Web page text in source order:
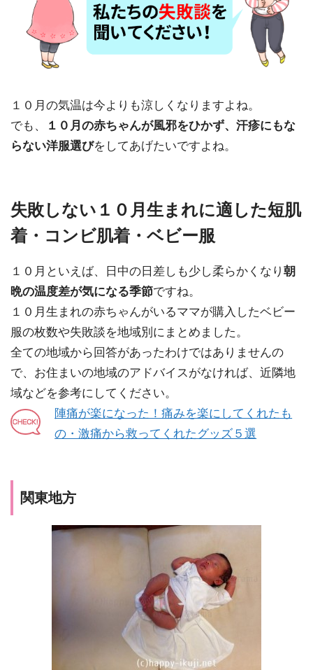
１０月の気温は今よりも涼しくなりますよね。
でも、
１０月の赤ちゃんが風邪をひかず、汗疹にもな
らない洋服選びをしてあげたいですよね。
失敗しない１０月生まれに適した短肌
着・コンビ肌着・ベビー服
１０月といえば、日中の日差しも少し柔らかくなり 朝
晩の温度差が気になる季節ですね。
１０月生まれの赤ちゃんがいるママが購入したベビー
服の枚数や失敗談を地域別にまとめました。
全ての地域から回答があったわけではありませんの
で、お住まいの地域のアドバイスがなければ、近隣地
域などを参考にしてください。
陣痛が楽になった！痛みを楽にしてくれたも
の・激痛から救ってくれたグッズ５選
関東地方